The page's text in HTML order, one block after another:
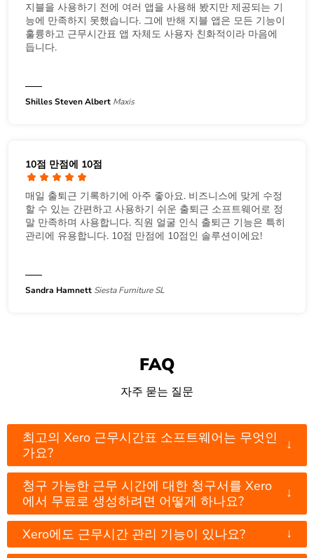
지블을 사용하기 전에 여러 앱을 사용해 봤지만 제공되는 기
능에 만족하지 못했습니다. 그에 반해 지블 앱은 모든 기능이
훌륭하고 근무시간표 앱 자체도 사용자 친화적이라 마음에
듭니다.
Shilles Steven Albert Maxis
10점 만점에 10점
매일 출퇴근 기록하기에 아주 좋아요. 비즈니스에 맞게 수정
할 수 있는 간편하고 사용하기 쉬운 출퇴근 소프트웨어로 정
말 만족하며 사용합니다. 직원 얼굴 인식 출퇴근 기능은 특히
관리에 유용합니다. 10점 만점에 10점인 솔루션이에요!
Sandra Hamnett Siesta Furniture SL
FAQ
자주 묻는 질문
최고의 Xero 근무시간표 소프트웨어는 무엇인
가요?
↓
청구 가능한 근무 시간에 대한 청구서를 Xero
에서 무료로 생성하려면 어떻게 하나요?
↓
Xero에도 근무시간 관리 기능이 있나요? ↓